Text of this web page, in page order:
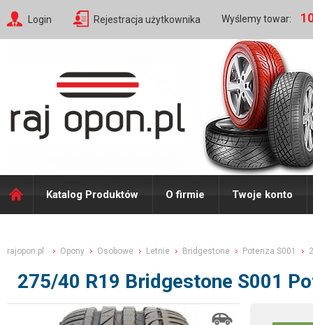
Login Rejestracja użytkownika Wyślemy towar:
Katalog Produktów O firmie Twoje konto
rajopon.pl Opony Osobowe Letnie Bridgestone Potenza S001
275/40 R19 Bridgestone S001